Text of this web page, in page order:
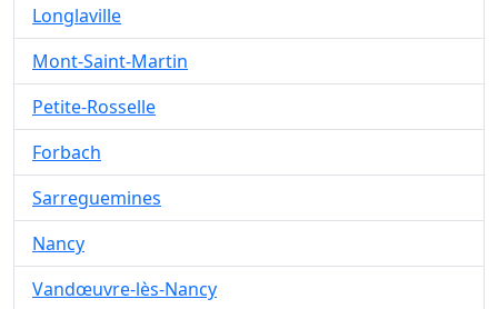
Longlaville
Mont-Saint-Martin
Petite-Rosselle
Forbach
Sarreguemines
Nancy
Vandœuvre-lès-Nancy